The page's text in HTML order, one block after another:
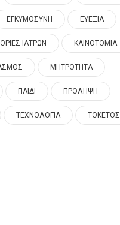
ΕΓΚΥΜΟΣΥΝΗ ΕΥΕΞΙΑ
ΙΑΤΡΩΝ ΚΑΙΝΟΤΟΜΙΑ
ΜΗΤΡΟΤΗΤΑ
ΠΑΙΔΙ ΠΡΟΛΗΨΗ
ΤΕΧΝΟΛΟΓΙΑ ΤΟΚΕΤΟΣ